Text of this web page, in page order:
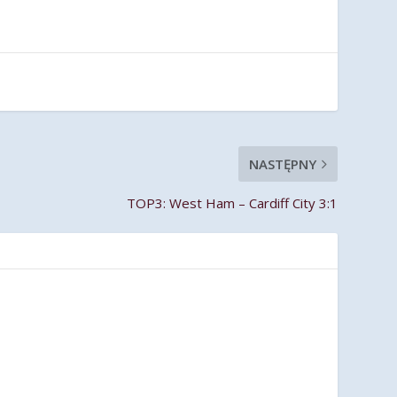
NASTĘPNY
TOP3: West Ham – Cardiff City 3:1